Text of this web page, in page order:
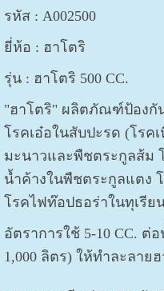
รหัส : A002500
ยี่ห้อ : ฮาโตริ
รุ่น : ฮาโตริ 500 CC.
"ฮาโตริ" ผลิตภัณฑ์ป้องกั
โรคเอ๋อในสับปะรด (โรค
มะนาวและพืชตระกูลส้ม
น้ำค้างในพืชตระกูลแตง
โรคไฟท๊อปธอร่าในทุเรีย
อัตราการใช้ 5-10 CC. ต่
1,000 ลิตร) ให้ทำละลาย